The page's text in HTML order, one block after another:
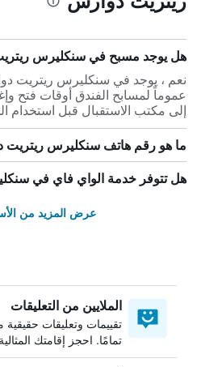
هل يوجد مسبح في سنكليرس
نعم ، يوجد في سنكليرس ريتريت
عموماً لمسابح الفندق أوقات فتح
إلى مكتب الاستقبال قبل استخدام
ما هو رقم هاتف سنكليرس
هل تتوفر خدمة الواي فاي في
عرض المزيد من
الملايين من التعليقات
تقييمات وتعليقات حقيقية
تمامًا. احجز إقامتك